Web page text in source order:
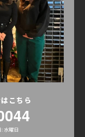
こちら
水曜日